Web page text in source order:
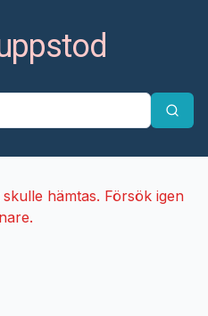
hämtas. Försök igen